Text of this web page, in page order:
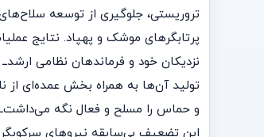
تروریستی، جلوگیری از توسعه
پرتابگرهای موشک و پهپاد. نتایج
تولید آن‌ها به همراه بخش عمده‌ای از
این تضعیف بی‌سابقه نیروهای سرکوبگر